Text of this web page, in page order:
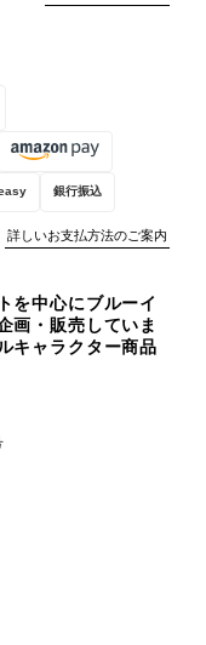
銀行振込
詳しいお支払方法のご案内
を中心にブルーイ
画・販売していま
キャラクター商品